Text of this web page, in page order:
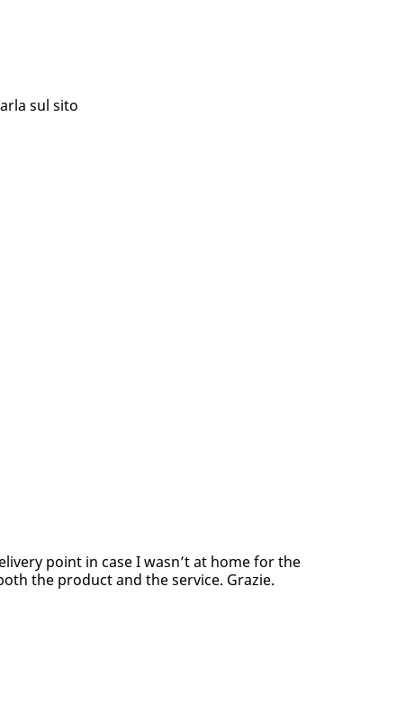
sul sito
point in case I wasn’t at home for the
the product and the service. Grazie.